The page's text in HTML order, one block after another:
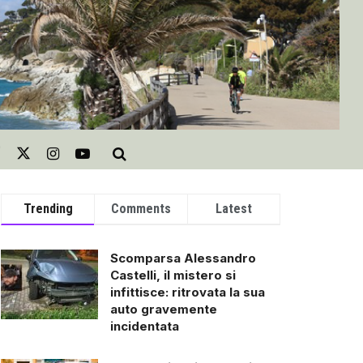
Trending Comments Latest
Scomparsa Alessandro
Castelli, il mistero si
infittisce: ritrovata la sua
auto gravemente
incidentata